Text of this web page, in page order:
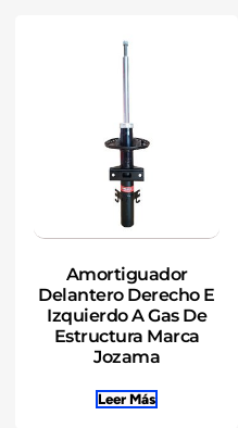
Amortiguador
Delantero Derecho E
Izquierdo A Gas De
Estructura Marca
Jozama
Leer Más